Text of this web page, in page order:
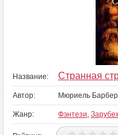
Название: Странная
Автор: Мюриель
Жанр: Фэнтези,